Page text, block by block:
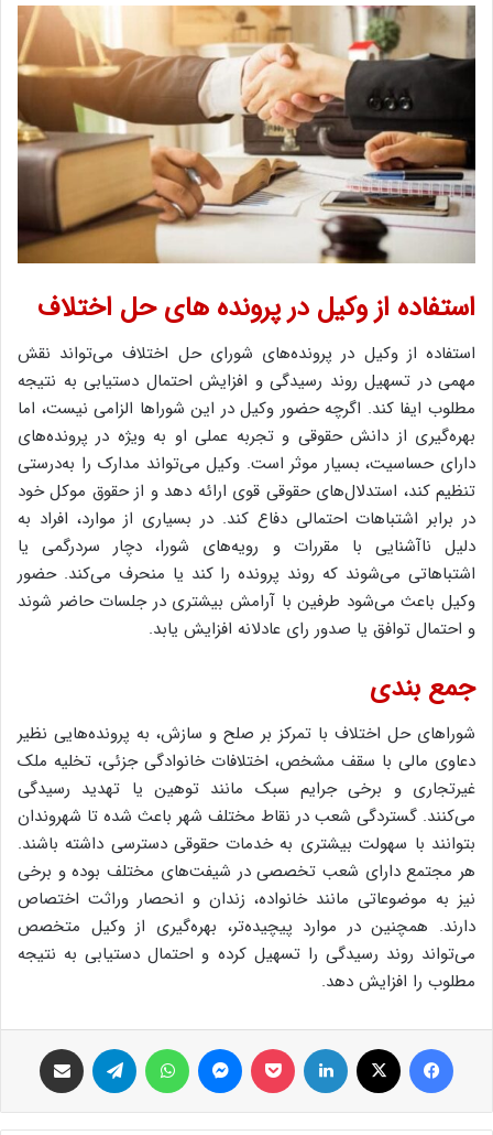
استفاده از وکیل در پرونده های حل اختلاف
استفاده از وکیل در پرونده‌های شورای حل اختلاف می‌تواند نقش
مهمی در تسهیل روند رسیدگی و افزایش احتمال دستیابی به نتیجه
مطلوب ایفا کند. اگرچه حضور وکیل در این شوراها الزامی نیست، اما
بهره‌گیری از دانش حقوقی و تجربه عملی او به ویژه در پرونده‌های
دارای حساسیت، بسیار موثر است. وکیل می‌تواند مدارک را به‌درستی
تنظیم کند، استدلال‌های حقوقی قوی ارائه دهد و از حقوق موکل خود
در برابر اشتباهات احتمالی دفاع کند. در بسیاری از موارد، افراد به
دلیل ناآشنایی با مقررات و رویه‌های شورا، دچار سردرگمی یا
اشتباهاتی می‌شوند که روند پرونده را کند یا منحرف می‌کند. حضور
وکیل باعث می‌شود طرفین با آرامش بیشتری در جلسات حاضر شوند
و احتمال توافق یا صدور رای عادلانه افزایش یابد.
جمع بندی
شوراهای حل اختلاف با تمرکز بر صلح و سازش، به پرونده‌هایی نظیر
دعاوی مالی با سقف مشخص، اختلافات خانوادگی جزئی، تخلیه ملک
غیرتجاری و برخی جرایم سبک مانند توهین یا تهدید رسیدگی
می‌کنند. گستردگی شعب در نقاط مختلف شهر باعث شده تا شهروندان
بتوانند با سهولت بیشتری به خدمات حقوقی دسترسی داشته باشند.
هر مجتمع دارای شعب تخصصی در شیفت‌های مختلف بوده و برخی
نیز به موضوعاتی مانند خانواده، زندان و انحصار وراثت اختصاص
دارند. همچنین در موارد پیچیده‌تر، بهره‌گیری از وکیل متخصص
می‌تواند روند رسیدگی را تسهیل کرده و احتمال دستیابی به نتیجه
مطلوب را افزایش دهد.